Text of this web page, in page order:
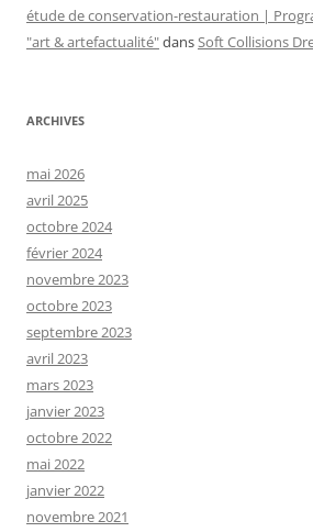
étude de conservation-restauration |
"art & artefactualité"dansSoft Collisions
ARCHIVES
mai 2026
avril 2025
octobre 2024
février 2024
novembre 2023
octobre 2023
septembre 2023
avril 2023
mars 2023
janvier 2023
octobre 2022
mai 2022
janvier 2022
novembre 2021